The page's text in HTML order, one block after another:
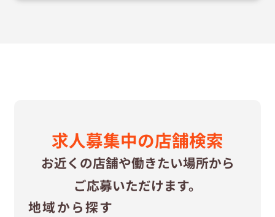
求⼈募集中の店舗検索
お近くの店舗や働きたい場所から
ご応募いただけます。
地域から探す